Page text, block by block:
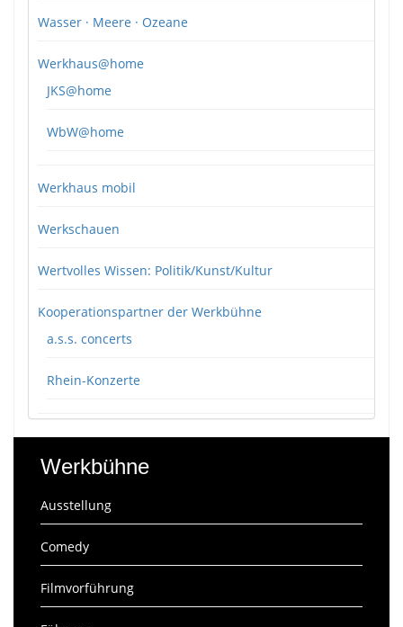
Wasser · Meere · Ozeane
Werkhaus@home
JKS@home
WbW@home
Werkhaus mobil
Werkschauen
Wertvolles Wissen: Politik/Kunst/Kultur
Kooperationspartner der Werkbühne
a.s.s. concerts
Rhein-Konzerte
Werkbühne
Ausstellung
Comedy
Filmvorführung